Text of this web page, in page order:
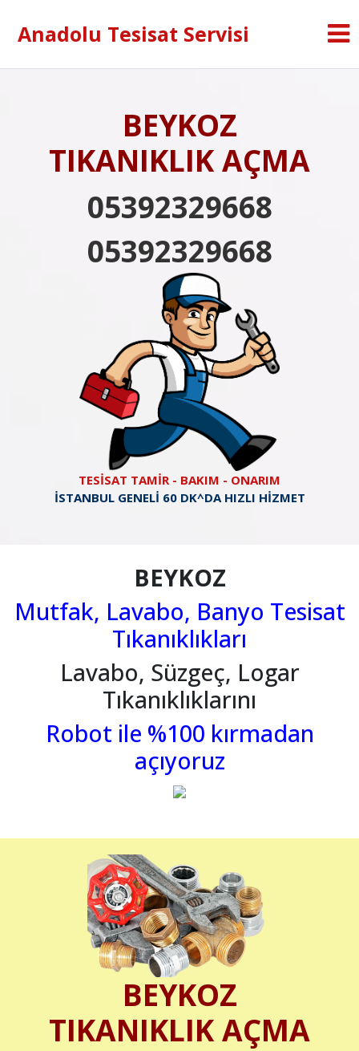
Anadolu Tesisat Servisi
BEYKOZ
TIKANIKLIK AÇMA
05392329668
05392329668
TESİSAT TAMİR - BAKIM - ONARIM
İSTANBUL GENELİ 60 DK^DA HIZLI HİZMET
BEYKOZ
Mutfak, Lavabo, Banyo Tesisat
Tıkanıklıkları
Lavabo, Süzgeç, Logar
Tıkanıklıklarını
Robot ile %100 kırmadan
açıyoruz
BEYKOZ
TIKANIKLIK AÇMA